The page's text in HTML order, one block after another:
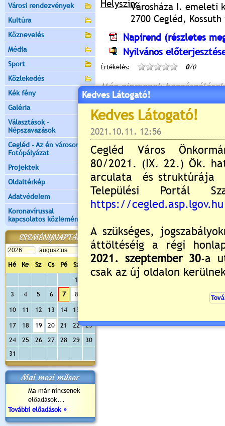
Városi rendezvények
Kultúra
Köznevelés
Média
Sport
Közlekedés
Kék fény
Galéria
Választások -
Népszavazások
Cegléd - Az én városom -
Fotópályázat
Projektek
Oldaltérkép
Adatvédelem
Koronavírussal
kapcsolatos közlemények
ESEMÉNYNAPTÁR
Hé Ke Sz Cs Pé Sz
Va
1
3
4 5 6 7 8
10 11 12 13 14 15
17 18 19 20 21 22
23
24
25 26 27 28 29
30
31
Mai mozi műsor
Ma már nincsenek
előadások...
További előadások »
Helyszín:Városháza I. emeleti
2700 Cegléd,
Napirend (részletes
Nyilvános
Értékelés: 0/0
Még nincsenek hozzászólások
Új hozzászólás:
Kérjük jelentkezzen be,
Kedves Látogató!